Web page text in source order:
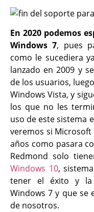
En 2020 podemos
Windows 7, pues
como le sucediera
lanzado en 2009 y
de los usuarios,
Windows Vista, y
los que no les
uso de este sistema
veremos si
años como pasara
Redmond solo
Windows 10,
tener el éxito y la
Windows 7 y que se
de nosotros.